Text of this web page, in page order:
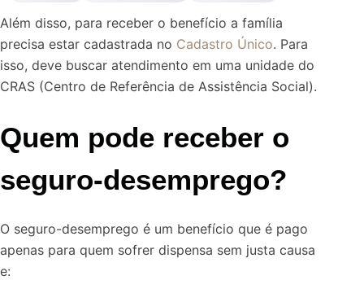
Além disso, para receber o benefício a família
precisa estar cadastrada no Cadastro Único. Para
isso, deve buscar atendimento em uma unidade do
CRAS (Centro de Referência de Assistência Social).
Quem pode receber o
seguro-desemprego?
O seguro-desemprego é um benefício que é pago
apenas para quem sofrer dispensa sem justa causa
e: